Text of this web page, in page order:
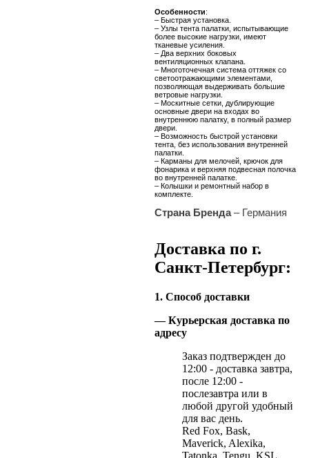
Особенности:
– Быстрая установка.
– Узлы тента палатки, испытывающие
более высокие нагрузки, имеют
тканевые усиления.
– Два верхних боковых
вентиляционных клапана.
– Многоточечная система оттяжек со
светоотражающими элементами,
позволяющая выдерживать большие
ветровые нагрузки.
– Москитные сетки, дублирующие
основные двери на входах во
внутреннюю палатку, в полный размер
двери.
– Возможность быстрой установки
тента, без использования внутренней
палатки.
– Карманы для мелочей, крючок для
фонарика и верхняя подвесная полочка
во внутренней палатке.
– Колышки и ремонтный набор в
комплекте.
Страна Бренда– Германия
Доставка по г.
Санкт-Петербург:
1. Способ доставки
— Курьерская доставка по
адресу
Заказ подтвержден до
12:00 - доставка завтра,
после 12:00 -
послезавтра или в
любой другой удобный
для вас день.
Red Fox, Bask,
Maverick, Alexika,